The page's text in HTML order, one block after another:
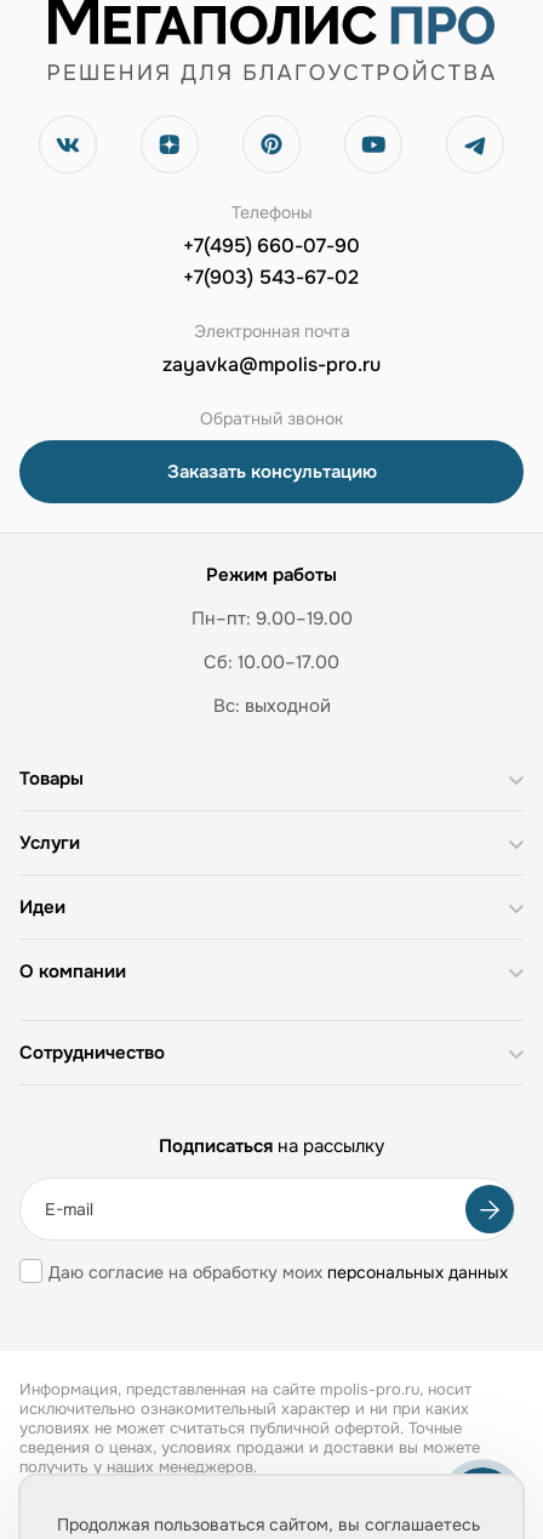
Телефоны
+7(495) 660-07-90
+7(903) 543-67-02
Электронная почта
zayavka@mpolis-pro.ru
Обратный звонок
Заказать консультацию
Режим работы
Пн–пт: 9.00–19.00
Сб: 10.00–17.00
Вс: выходной
О компании
Товары
Услуги
Идеи
Сотрудничество
Подписаться на рассылку
Даю согласие на обработку моих персональных данных
Информация, представленная на сайте mpolis-pro.ru, носит
исключительно ознакомительный характер и ни при каких
условиях не может считаться публичной офертой. Точные
сведения о ценах, условиях продажи и доставки вы можете
получить у наших менеджеров.
Продолжая пользоваться сайтом, вы соглашаетесь